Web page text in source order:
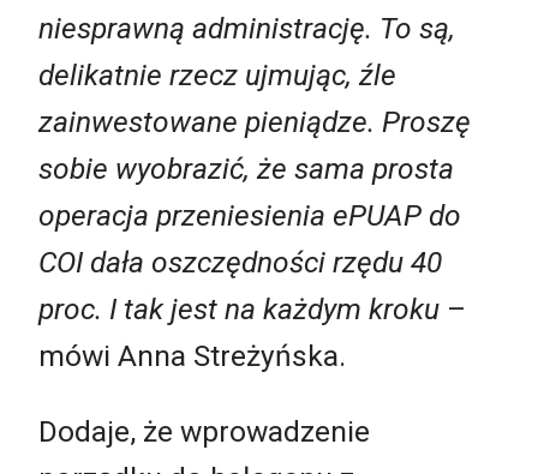
niesprawną administrację. To są,
delikatnie rzecz ujmując, źle
zainwestowane pieniądze. Proszę
sobie wyobrazić, że sama prosta
operacja przeniesienia ePUAP do
COI dała oszczędności rzędu 40
proc. I tak jest na każdym kroku –
mówi Anna Streżyńska.
Dodaje, że wprowadzenie